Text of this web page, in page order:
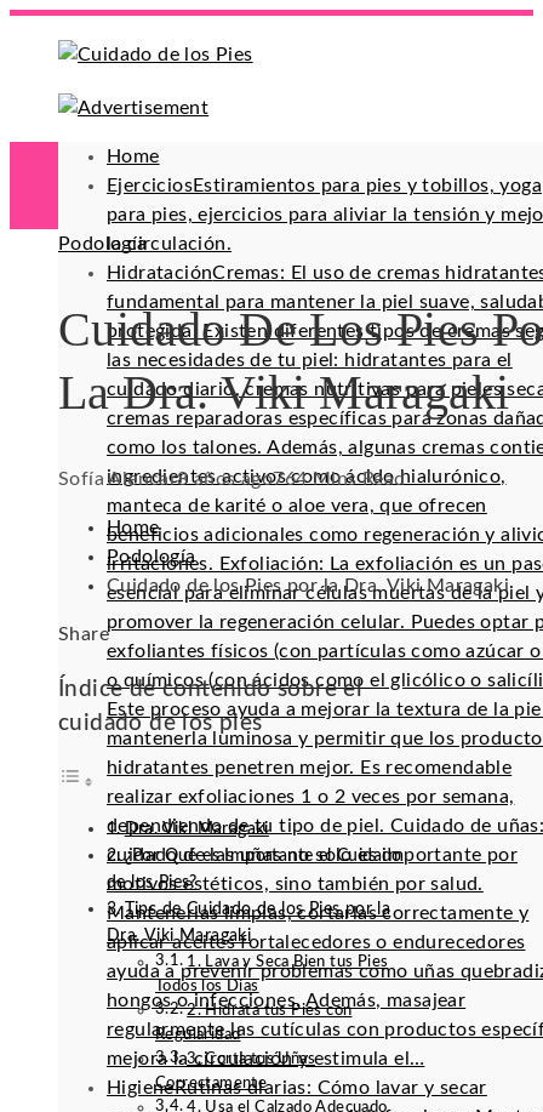
Home
EjerciciosEstiramientos para pies y tobillos, yoga
para pies, ejercicios para aliviar la tensión y
la circulación.
HidrataciónCremas: El uso de cremas
fundamental para mantener la piel suave,
protegida. Existen diferentes tipos de cremas
las necesidades de tu piel: hidratantes para el
cuidado diario, cremas nutritivas para pieles
cremas reparadoras específicas para zonas
como los talones. Además, algunas cremas
ingredientes activos como ácido hialurónico,
manteca de karité o aloe vera, que ofrecen
beneficios adicionales como regeneración y
irritaciones. Exfoliación: La exfoliación es un
esencial para eliminar células muertas de la piel
promover la regeneración celular. Puedes optar
exfoliantes físicos (con partículas como azúcar o
o químicos (con ácidos como el glicólico o
Este proceso ayuda a mejorar la textura de la
mantenerla luminosa y permitir que los
hidratantes penetren mejor. Es recomendable
realizar exfoliaciones 1 o 2 veces por semana,
dependiendo de tu tipo de piel. Cuidado de
cuidado de las uñas no solo es importante por
motivos estéticos, sino también por salud.
Mantenerlas limpias, cortarlas correctamente y
aplicar aceites fortalecedores o endurecedores
ayuda a prevenir problemas como uñas
hongos o infecciones. Además, masajear
regularmente las cutículas con productos
mejora la circulación y estimula el…
HigieneRutinas diarias: Cómo lavar y secar
Podología
Cuidado De Los Pies
La Dra. Viki Maragaki
Sofía Alencar8 años ago764 Mins Read
Home
Podología
Cuidado de los Pies por la Dra. Viki Maragaki
Facebook
Twitter
LinkedIn
Pinterest
Stumbleupon
Email
Share
Índice de contenido sobre el
cuidado de los pies
Dra. Viki Maragaki
¿Por Qué es Importante el Cuidado
de los Pies?
Tips de Cuidado de los Pies por la
Dra. Viki Maragaki
1. Lava y Seca Bien tus Pies
Todos los Días
2. Hidrata tus Pies con
Regularidad
3. Corta tus Uñas
Correctamente
4. Usa el Calzado Adecuado